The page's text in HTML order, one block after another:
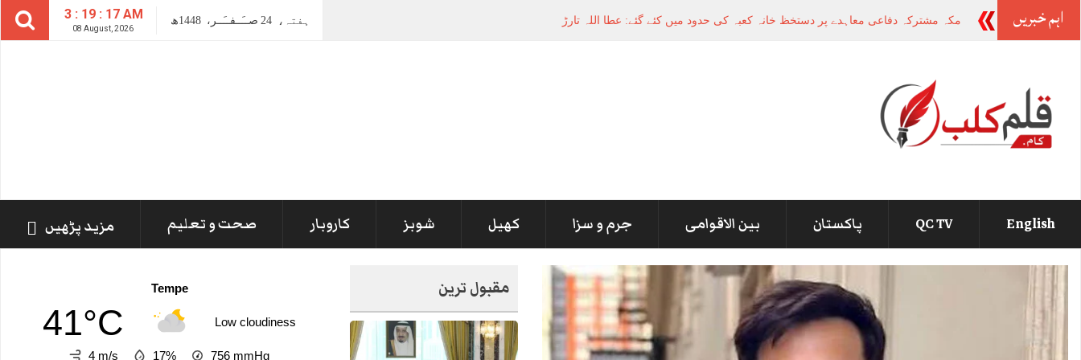
3 : 19 : 19 AM
08 August, 2026
ہفتہ، 24 صــَــفــَــر، 1448ھ اہم خبریں وزیراعظ_
English
QC TV پاکستان بین الاقوامی جرم و سزا کھیل شوبز کاروبار صحت و تعلیم مزید پڑھیں
مقبول ترین Tempe
41°C Low cloudiness
4 m/s 17% 756 mmHg